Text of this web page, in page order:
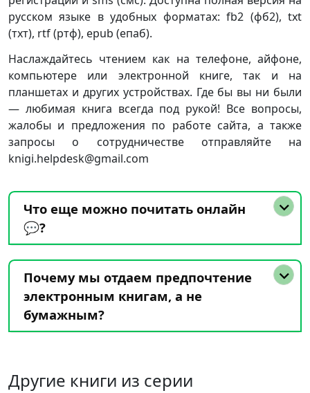
русском языке в удобных форматах: fb2 (фб2), txt
(тхт), rtf (ртф), epub (епаб).
Наслаждайтесь чтением как на телефоне, айфоне,
компьютере или электронной книге, так и на
планшетах и других устройствах. Где бы вы ни были
— любимая книга всегда под рукой! Все вопросы,
жалобы и предложения по работе сайта, а также
запросы о сотрудничестве отправляйте на
knigi.helpdesk@gmail.com
Что еще можно почитать онлайн
💬?
Почему мы отдаем предпочтение
электронным книгам, а не
бумажным?
Другие книги из серии